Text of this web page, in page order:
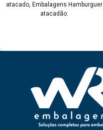
atacado, Embalagens Hamburguer
atacadão.